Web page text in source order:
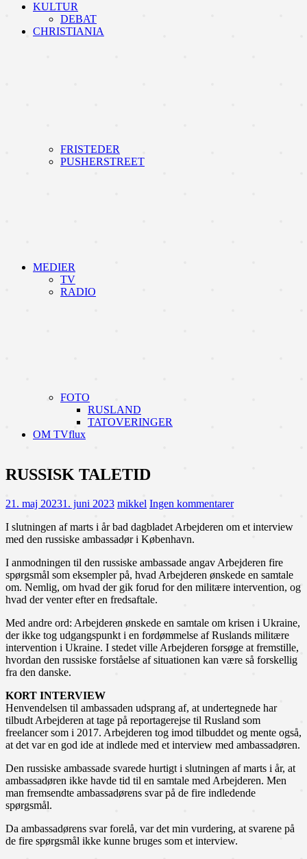
KULTUR
DEBAT
CHRISTIANIA
FRISTEDER
PUSHERSTREET
MEDIER
TV
RADIO
FOTO
RUSLAND
TATOVERINGER
OM TVflux
RUSSISK TALETID
21. maj 20231. juni 2023 mikkel Ingen kommentarer
I slutningen af marts i år bad dagbladet Arbejderen om et interview
med den russiske ambassadør i København.
I anmodningen til den russiske ambassade angav Arbejderen fire
spørgsmål som eksempler på, hvad Arbejderen ønskede en samtale
om. Nemlig, om hvad der gik forud for den militære intervention, og
hvad der venter efter en fredsaftale.
Med andre ord: Arbejderen ønskede en samtale om krisen i Ukraine,
der ikke tog udgangspunkt i en fordømmelse af Ruslands militære
intervention i Ukraine. I stedet ville Arbejderen forsøge at fremstille,
hvordan den russiske forståelse af situationen kan være så forskellig
fra den danske.
KORT INTERVIEW
Henvendelsen til ambassaden udsprang af, at undertegnede har
tilbudt Arbejderen at tage på reportagerejse til Rusland som
freelancer som i 2017. Arbejderen tog imod tilbuddet og mente også,
at det var en god ide at indlede med et interview med ambassadøren.
Den russiske ambassade svarede hurtigt i slutningen af marts i år, at
ambassadøren ikke havde tid til en samtale med Arbejderen. Men
man fremsendte ambassadørens svar på de fire indledende
spørgsmål.
Da ambassadørens svar forelå, var det min vurdering, at svarene på
de fire spørgsmål ikke kunne bruges som et interview.